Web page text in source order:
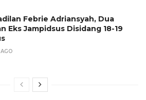
Febrie Adriansyah, Dua
Eks Jampidsus Disidang 18-19